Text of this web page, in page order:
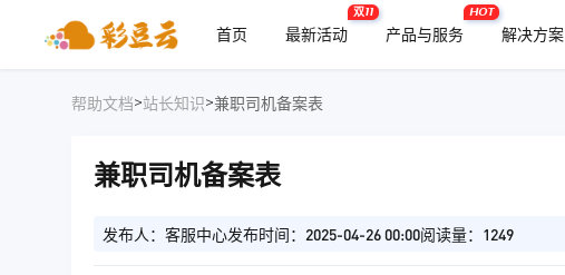
首页 最新活动
双11
产品与服务
HOT
解决方案
帮助文档>站长知识>兼职司机备案表
兼职司机备案表
发布人：客服中心发布时间：2025-04-26 00:00阅读量：1249